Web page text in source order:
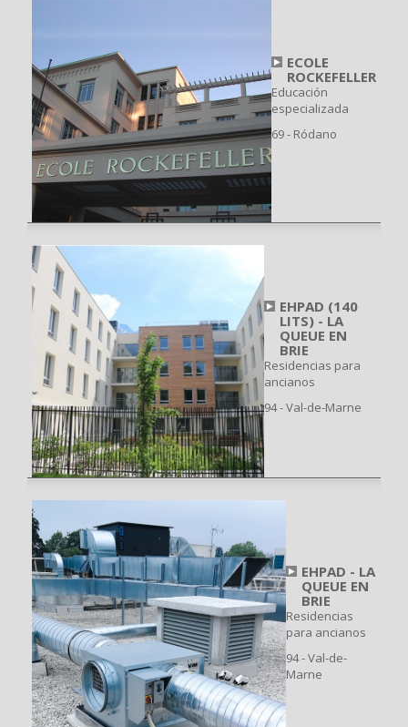
ECOLE
ROCKEFELLER
Educación
especializada
69 - Ródano
EHPAD (140
LITS) - LA
QUEUE EN
BRIE
Residencias para
ancianos
94 - Val-de-Marne
EHPAD - LA
QUEUE EN
BRIE
Residencias
para ancianos
94 - Val-de-
Marne